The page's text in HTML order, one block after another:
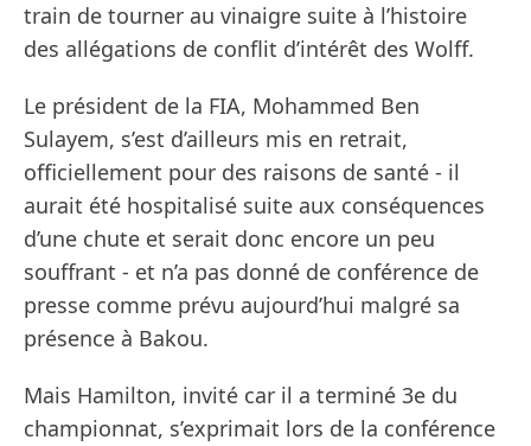
train de tourner au vinaigre suite à l’histoire
des allégations de conflit d’intérêt des Wolff.
Le président de la FIA, Mohammed Ben
Sulayem, s’est d’ailleurs mis en retrait,
officiellement pour des raisons de santé - il
aurait été hospitalisé suite aux conséquences
d’une chute et serait donc encore un peu
souffrant - et n’a pas donné de conférence de
presse comme prévu aujourd’hui malgré sa
présence à Bakou.
Mais Hamilton, invité car il a terminé 3e du
championnat, s’exprimait lors de la conférence